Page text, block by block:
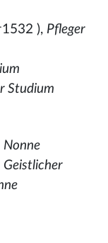
), Pfleger
Studium
Nonne
Geistlicher